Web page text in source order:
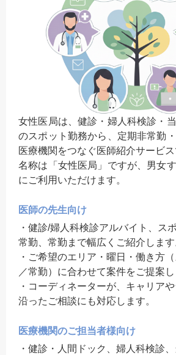
女性医局は、健診・婦人科検診・
のスポット勤務から、定期非常勤
医療機関をつなぐ医師紹介サービス
名称は「女性医局」ですが、男女
にご利用いただけます。
医師の先生向け
・健診/婦人科検診アルバイト、ス
常勤、常勤まで幅広くご紹介します
・ご希望のエリア・曜日・働き方
／常勤）に合わせて案件をご提案し
・コーディネーターが、キャリア
沿ったご相談にも対応します。
医療機関のご担当者様向け
・健診・人間ドック、婦人科検診